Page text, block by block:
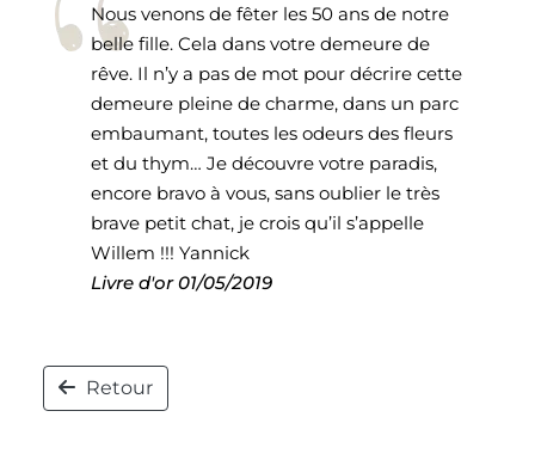
Nous venons de fêter les 50 ans de notre
belle fille. Cela dans votre demeure de
rêve. Il n’y a pas de mot pour décrire cette
demeure pleine de charme, dans un parc
embaumant, toutes les odeurs des fleurs
et du thym… Je découvre votre paradis,
encore bravo à vous, sans oublier le très
brave petit chat, je crois qu’il s’appelle
Willem !!! Yannick
Livre d'or01/05/2019
Retour